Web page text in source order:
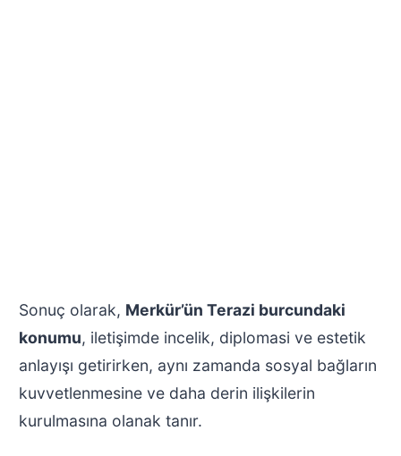
Sonuç olarak, Merkür’ün Terazi burcundaki
konumu, iletişimde incelik, diplomasi ve estetik
anlayışı getirirken, aynı zamanda sosyal bağların
kuvvetlenmesine ve daha derin ilişkilerin
kurulmasına olanak tanır.